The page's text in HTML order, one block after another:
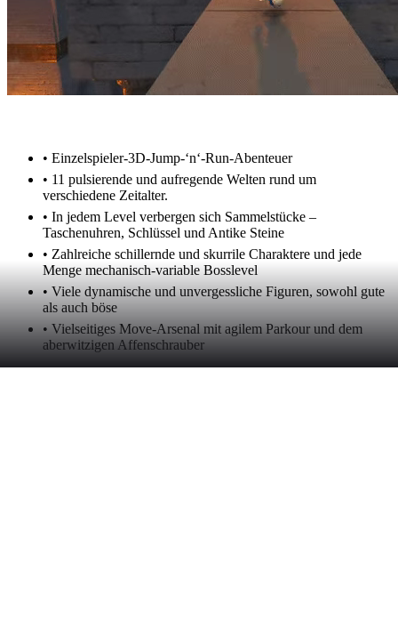
• Einzelspieler-3D-Jump-‘n‘-Run-Abenteuer
• 11 pulsierende und aufregende Welten rund um
verschiedene Zeitalter.
• In jedem Level verbergen sich Sammelstücke –
Taschenuhren, Schlüssel und Antike Steine
• Zahlreiche schillernde und skurrile Charaktere und jede
Menge mechanisch-variable Bosslevel
• Viele dynamische und unvergessliche Figuren, sowohl gute
als auch böse
• Vielseitiges Move-Arsenal mit agilem Parkour und dem
aberwitzigen Affenschrauber